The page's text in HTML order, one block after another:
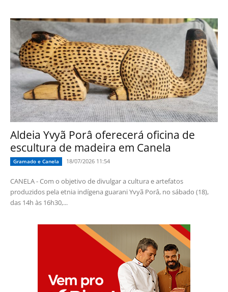
Aldeia Yvyã Porâ oferecerá oficina de
escultura de madeira em Canela
Gramado e Canela 18/07/2026 11:54
CANELA - Com o objetivo de divulgar a cultura e artefatos
produzidos pela etnia indígena guarani Yvyã Porâ, no sábado (18),
das 14h às 16h30,...